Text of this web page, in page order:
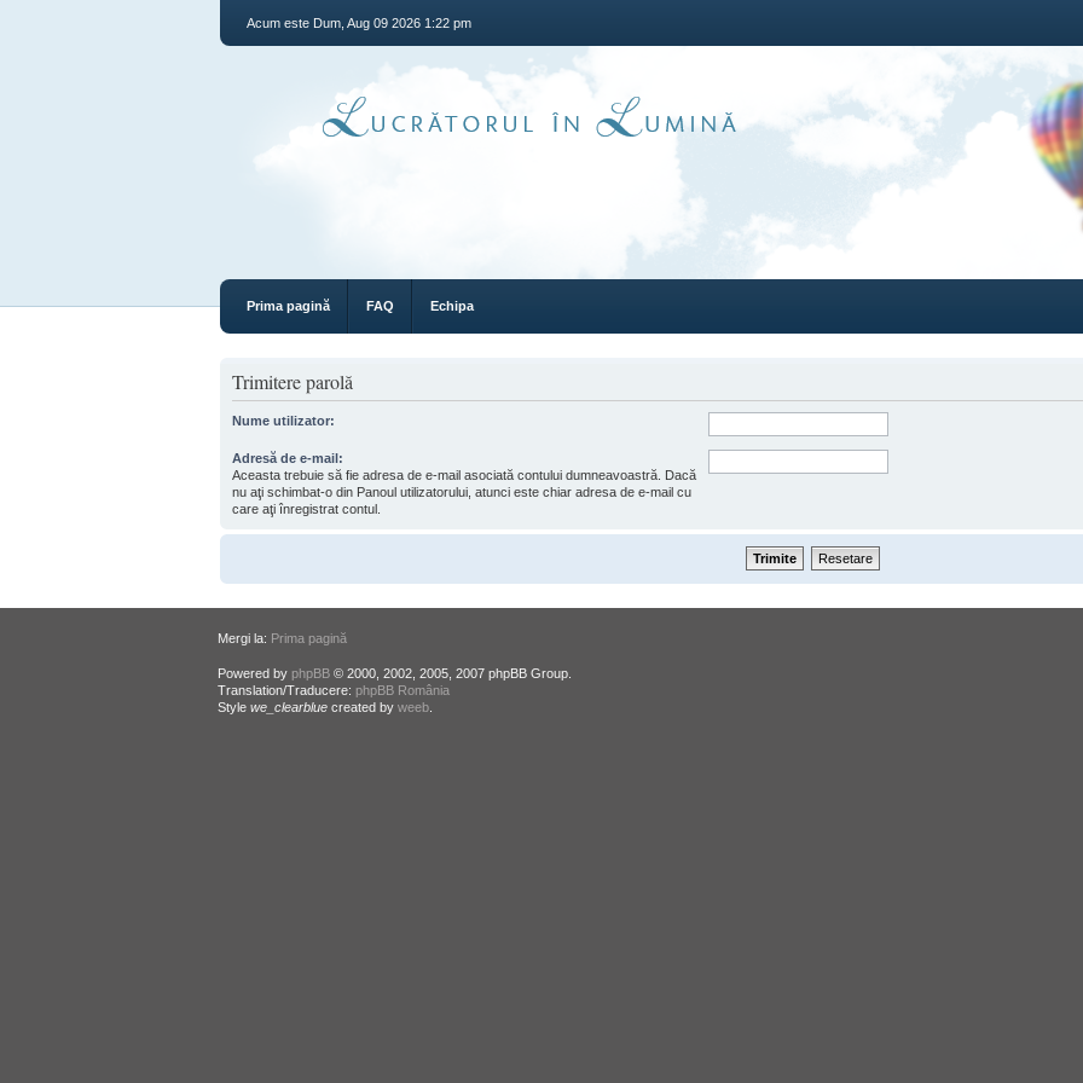
Acum este Dum, Aug 09 2026 1:22 pm
Prima pagină FAQ Echipa
Trimitere parolă
Nume utilizator:
Adresă de e-mail:
Aceasta trebuie să fie adresa de e-mail asociată contului dumneavoastră. Dacă
nu aţi schimbat-o din Panoul utilizatorului, atunci este chiar adresa de e-mail cu
care aţi înregistrat contul.
Mergi la: Prima pagină
Powered by phpBB© 2000, 2002, 2005, 2007 phpBB Group.
Translation/Traducere: phpBB România
Style we_clearbluecreated by weeb.